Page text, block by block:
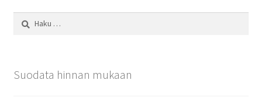
Suodata hinnan mukaan